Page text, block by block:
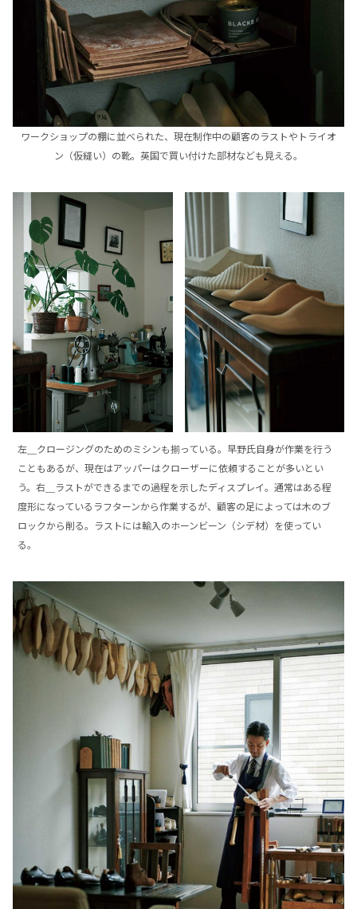
ワークショップの棚に並べられた、現在制作中の顧客のラストやトライオ
ン（仮縫い）の靴。英国で買い付けた部材なども見える。
左＿クロージングのためのミシンも揃っている。早野氏自身が作業を行う
こともあるが、現在はアッパーはクローザーに依頼することが多いとい
う。右＿ラストができるまでの過程を示したディスプレイ。通常はある程
度形になっているラフターンから作業するが、顧客の足によっては木のブ
ロックから削る。ラストには輸入のホーンビーン（シデ材）を使ってい
る。